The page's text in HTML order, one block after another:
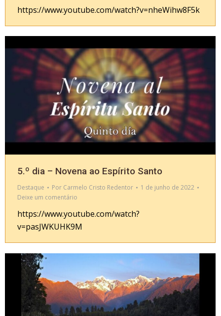
https://www.youtube.com/watch?v=nheWihw8F5k
5.º dia – Novena ao Espírito Santo
Destaque Por Carmelo Cristo Redentor
1 de junho de 2022
Deixe um comentário
https://www.youtube.com/watch?
v=pasJWKUHK9M